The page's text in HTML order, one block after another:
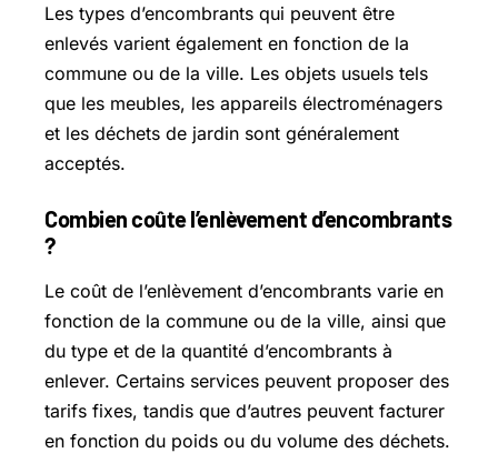
Les types d’encombrants qui peuvent être
enlevés varient également en fonction de la
commune ou de la ville. Les objets usuels tels
que les meubles, les appareils électroménagers
et les déchets de jardin sont généralement
acceptés.
Combien coûte l’enlèvement d’encombrants
?
Le coût de l’enlèvement d’encombrants varie en
fonction de la commune ou de la ville, ainsi que
du type et de la quantité d’encombrants à
enlever. Certains services peuvent proposer des
tarifs fixes, tandis que d’autres peuvent facturer
en fonction du poids ou du volume des déchets.